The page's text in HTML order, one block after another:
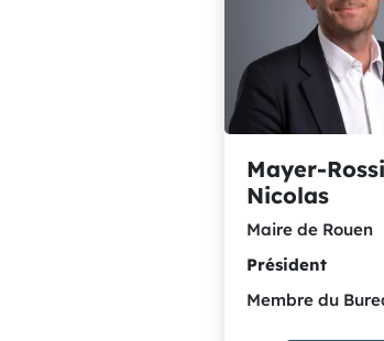
Mayer-
Nicolas
Maire de Rouen
Président
Membre du